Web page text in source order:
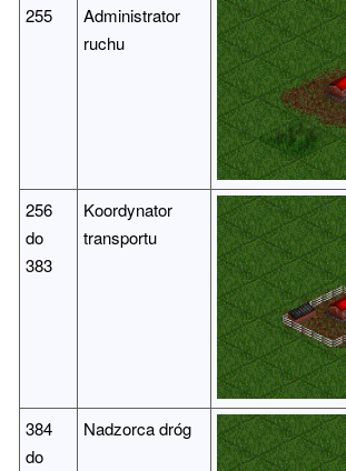
255
Administrator
ruchu
256
do
383
Koordynator
transportu
384
do
Nadzorca dróg